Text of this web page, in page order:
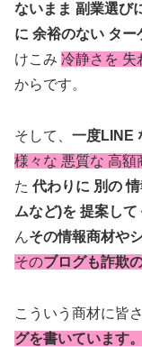
ないまま 副業選び
に 余裕のない タ
けこみ 冷静さを 失
からです。
そして、 一度LINE
様々な 悪質な 高額
た 代わりに 別の
ムなど)を 提案して
んその情報商材や
そのブログも詐欺
こういう商材に皆
グを書いています